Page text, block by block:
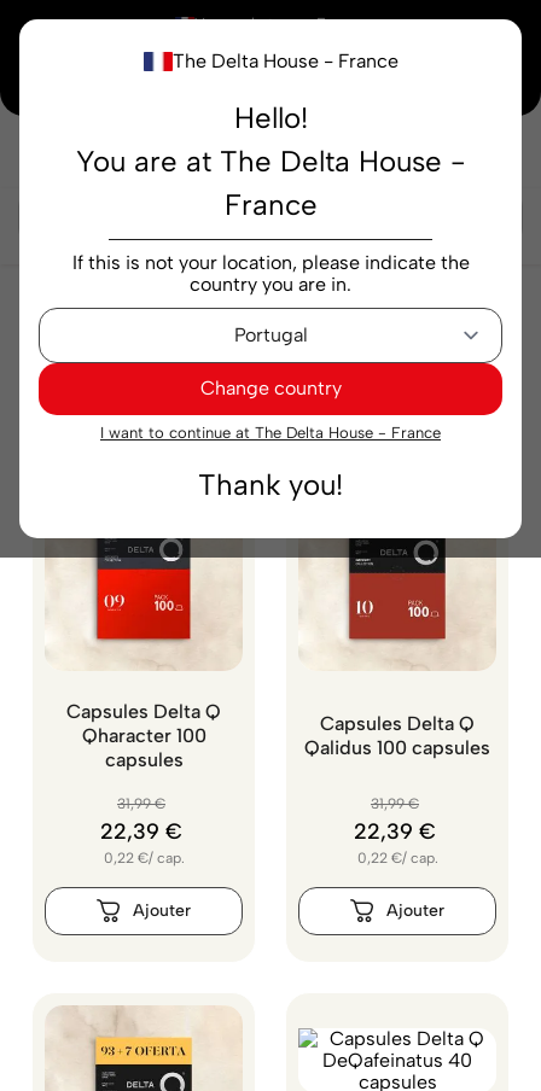
The Delta House - France
Hello!
You are at The Delta House -
France
If this is not your location, please indicate the
country you are in.
Change country
I want to continue at The Delta House - France
Thank you!
× Vous achetez en France
Notre nouvelle maison peaufine encore ses derniers détails. Merci de votre
Capsules
Capsules
Pertinence Filtre
Capsules Delta Q
Qharacter 100
capsules
31,99 €
22,39 €
0,22 €/ cap.
Capsules Delta Q
Qalidus 100 capsules
31,99 €
22,39 €
0,22 €/ cap.